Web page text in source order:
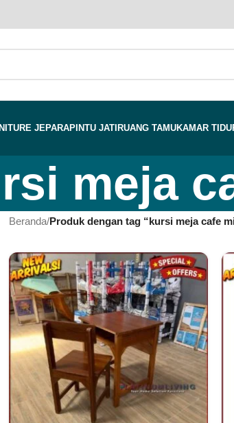
JEPARAPINTU JATI RUANG TAMUKAMAR
meja
Beranda/Produk dengan tag “kursi meja cafe